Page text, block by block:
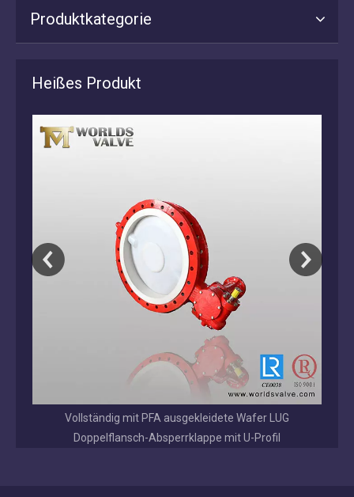
Produktkategorie
Heißes Produkt
EPDM / NBR / VITON / BUNA-beschichtetes
Scheibenventil mit genutetem Ende